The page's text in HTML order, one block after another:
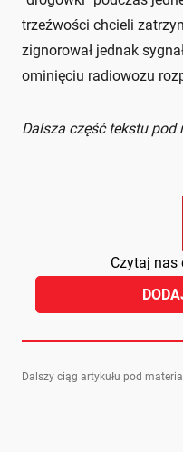
trzeźwości chcieli
zignorował jednak
ominięciu radiowozu
Dalsza część tekstu pod
Czytaj nas
Dalszy ciąg artykułu pod